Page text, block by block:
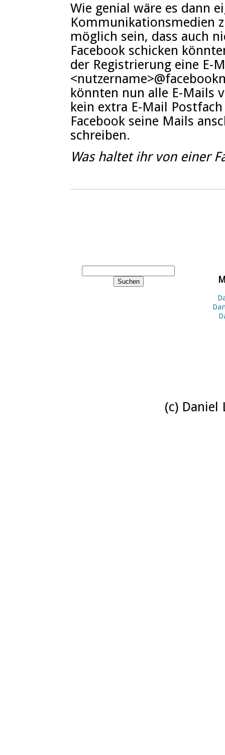
Wie genial wäre es dann
Kommunikationsmedien
möglich sein, dass auch
Facebook schicken
der Registrierung eine E-
könnten nun alle E-Mails
kein extra E-Mail
Facebook seine Mails
schreiben.
Was haltet ihr von einer
(c) Daniel